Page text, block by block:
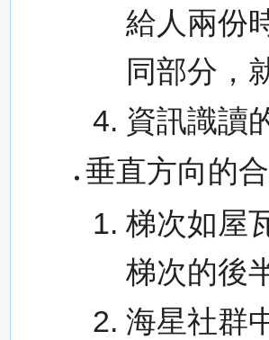
給人兩份
同部分，
資訊識讀
垂直方向的
梯次如屋
梯次的後
海星社群